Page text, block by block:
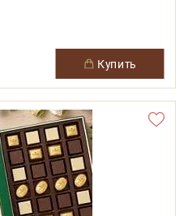
купить